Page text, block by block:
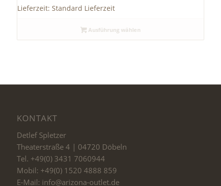
Lieferzeit: Standard Lieferzeit
Ausführung wählen
KONTAKT
Detlef Spletzer
Theaterstraße 4 | 04720 Döbeln
Tel. +49(0) 3431 7060944
Mobil: +49(0) 1520 4888 859
E-Mail: info@arizona-outlet.de